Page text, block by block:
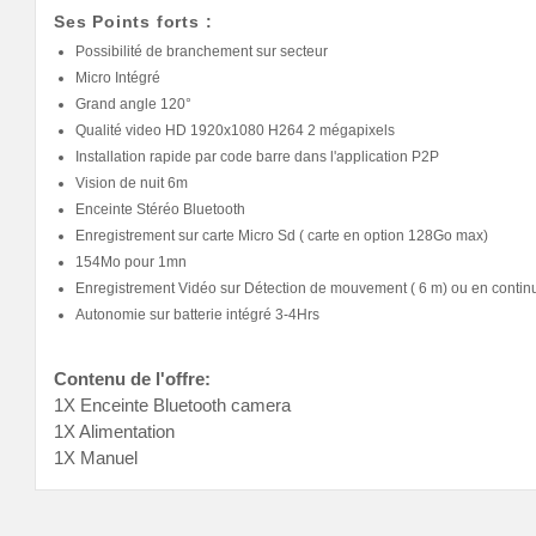
Ses Points forts :
Possibilité de branchement sur secteur
Micro Intégré
Grand angle 120°
Qualité video HD 1920x1080 H264 2 mégapixels
Installation rapide par code barre dans l'application P2P
Vision de nuit 6m
Enceinte Stéréo Bluetooth
Enregistrement sur carte Micro Sd ( carte en option 128Go max)
154Mo pour 1mn
Enregistrement Vidéo sur Détection de mouvement ( 6 m) ou en
Autonomie sur batterie intégré 3-4Hrs
Contenu de l'offre:
1X Enceinte Bluetooth camera
1X Alimentation
1X Manuel